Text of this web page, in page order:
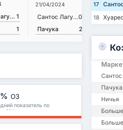
Сантос Лагуна 1
1
21/04/2024
Сантос Лагуна0
Пачука
2
19/09/
Пачука
ОЗ
показатель по
: 59%
17
18 Хуарес
Ничья